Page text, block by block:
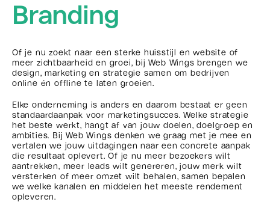
Branding &
Vormgeving
Of je nu zoekt naar een sterke huisstijl en website of
meer zichtbaarheid en groei, bij Web Wings brengen we
design, marketing en strategie samen om bedrijven
online én offline te laten groeien.
Elke onderneming is anders en daarom bestaat er geen
standaardaanpak voor marketingsucces. Welke strategie
het beste werkt, hangt af van jouw doelen, doelgroep en
ambities. Bij Web Wings denken we graag met je mee en
vertalen we jouw uitdagingen naar een concrete aanpak
die resultaat oplevert. Of je nu meer bezoekers wilt
aantrekken, meer leads wilt genereren, jouw merk wilt
versterken of meer omzet wilt behalen, samen bepalen
we welke kanalen en middelen het meeste rendement
opleveren.